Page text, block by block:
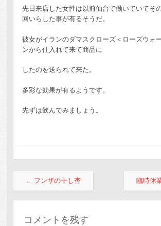
先日来店した女性は以前仙台で働いていてそ
回いらした事が有るそうだ。
彼女がイランのダマスクローズ＜ローズウォ
ンから仕入れて来て商品に
したのを送られて来た。
多彩な効果が有るようです。
先ずは飲んでみましょう。
投稿ナビゲーション
← フンザの干し杏 臨時休
コメントを残す